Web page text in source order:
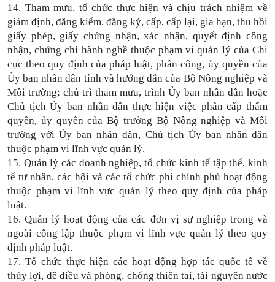
14. Tham mưu, tổ chức thực hiện và chịu trách nhiệm về
giám định, đăng kiểm, đăng ký, cấp, cấp lại, gia hạn, thu hồi
giấy phép, giấy chứng nhận, xác nhận, quyết định công
nhận, chứng chỉ hành nghề thuộc phạm vi quản lý của Chi
cục theo quy định của pháp luật, phân công, ủy quyền của
Ủy ban nhân dân tỉnh và hướng dẫn của Bộ Nông nghiệp và
Môi trường; chủ trì tham mưu, trình Ủy ban nhân dân hoặc
Chủ tịch Ủy ban nhân dân thực hiện việc phân cấp thẩm
quyền, ủy quyền của Bộ trưởng Bộ Nông nghiệp và Môi
trường với Ủy ban nhân dân, Chủ tịch Ủy ban nhân dân
thuộc phạm vi lĩnh vực quản lý.
15. Quản lý các doanh nghiệp, tổ chức kinh tế tập thể, kinh
tế tư nhân, các hội và các tổ chức phi chính phủ hoạt động
thuộc phạm vi lĩnh vực quản lý theo quy định của pháp
luật.
16. Quản lý hoạt động của các đơn vị sự nghiệp trong và
ngoài công lập thuộc phạm vi lĩnh vực quản lý theo quy
định pháp luật.
17. Tổ chức thực hiện các hoạt động hợp tác quốc tế về
thủy lợi, đê điều và phòng, chống thiên tai, tài nguyên nước